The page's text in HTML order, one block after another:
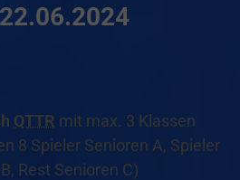
22.06.2024
QTTR mit max. 3 Klassen
8 Spieler Senioren A, Spieler
Rest Senioren C)